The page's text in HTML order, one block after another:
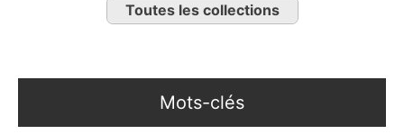
Toutes les collections
Mots-clés